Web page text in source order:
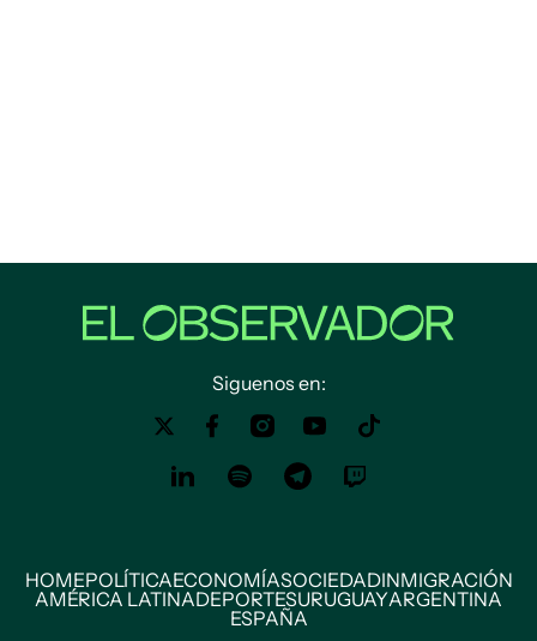
Siguenos en:
HOMEPOLÍTICAECONOMÍASOCIEDADINMIGRACIÓN
AMÉRICA LATINADEPORTESURUGUAYARGENTINA
ESPAÑA